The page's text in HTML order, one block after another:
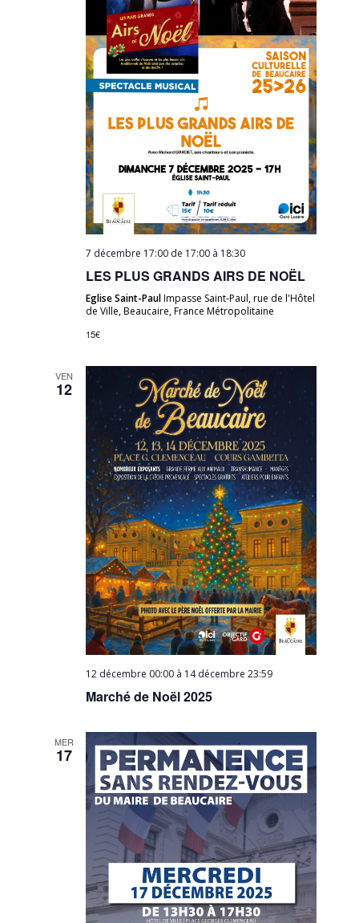
7 décembre 17:00 de 17:00 à 18:30
LES PLUS GRANDS AIRS DE NOËL
Eglise Saint-PaulImpasse Saint-Paul, rue de l'Hôtel
de Ville, Beaucaire, France Métropolitaine
15€
VEN
12
12 décembre 00:00 à 14 décembre 23:59
Marché de Noël 2025
MER
17